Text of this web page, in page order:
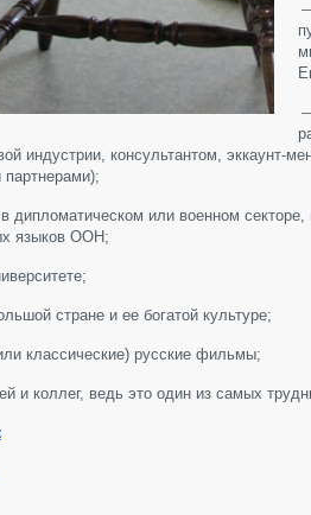
индустрии, консультантом, эккаунт-
партнерами);
дипломатическом или военном
языков ООН;
стране и ее богатой культуре;
классические) русские фильмы;
и коллег, ведь это один из самых